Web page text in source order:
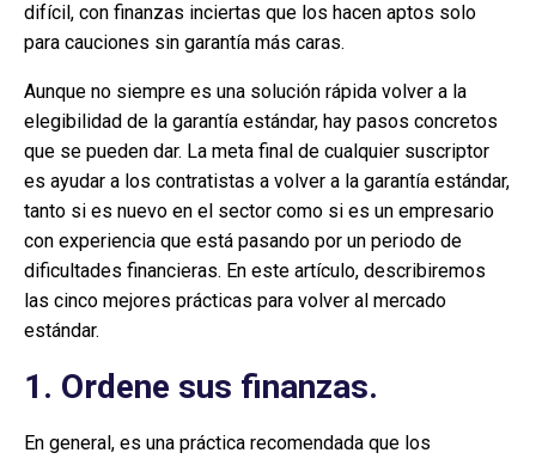
difícil, con finanzas inciertas que los hacen aptos solo
para cauciones sin garantía más caras.
Aunque no siempre es una solución rápida volver a la
elegibilidad de la garantía estándar, hay pasos concretos
que se pueden dar. La meta final de cualquier suscriptor
es ayudar a los contratistas a volver a la garantía estándar,
tanto si es nuevo en el sector como si es un empresario
con experiencia que está pasando por un periodo de
dificultades financieras. En este artículo, describiremos
las cinco mejores prácticas para volver al mercado
estándar.
1. Ordene sus finanzas.
En general, es una práctica recomendada que los